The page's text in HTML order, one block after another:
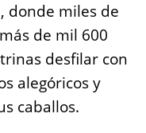
donde miles de
de mil 600
desfilar con
alegóricos y
caballos.